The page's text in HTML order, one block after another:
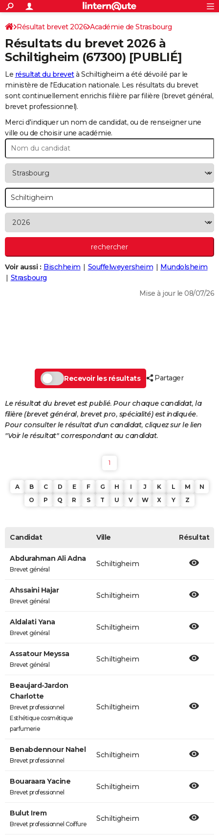
ACTUALITÉS
Politique
Société
Faits Divers
Education
Monde
Villes
+
SPORT
Coupe du monde 2026
Football
Tennis
Cyclisme
Rugby
Forum
CULTURE
FINANCE
Retraite
Impôts
Epargne
Immobilier
Risques naturels par ville
Banque
Assurance
Crédit
Essais
Réserver un essai
Citadines
Berlines
SUV
Forum auto
+
HIGH-TECH
Mobiles
Meilleur smartphone
Internet
Ordinateurs
Jeux vidéo
Guide high-tech
+
BRICOLAGE
Forum
Aménagement intérieur
Extérieur
Cuisine
Salle de bains
Jardinage
Rangement
WEEK-END
Guides de France
Escapades
Patrimoine
Expositions
Musées
Week-end nature
LIFESTYLE
Art de vivre
Bien-être
Loisirs
Mode
Modes de vie
+SANTE
Alimentation
Guide de la santé
Maladies
Médicaments
Sommeil
+VOYAGE
PHOTO
BONS PLANS
Se connecter
Primaires
Universités
Entreprises
Service militaire
Avis de recherche
AVIS DE DÉCÈS
Bricolage
Lifestyle
Culture
Sport
Auto
Television
Voyage
Cinema
Rechercher
S'inscrire
Connexion
Résultat brevet 2026 Académie de Strasbourg
Résultats du brevet 2026 à
Schiltigheim (67300) [PUBLIÉ]
Le résultat du brevetà Schiltigheim a été dévoilé par le
ministère de l'Education nationale. Les résultats du brevet
sont continuellement enrichis filière par filière (brevet général,
brevet professionnel).
Merci d'indiquer un nom de candidat, ou de renseigner une
ville ou de choisir une académie.
Voir aussi : Bischheim Souffelweyersheim
Mundolsheim
Strasbourg
Mise à jour le 08/07/26
Recevoir les résultats Partager
Le résultat du brevet est publié. Pour chaque candidat, la
filière (brevet général, brevet pro, spécialité) est indiquée.
Pour consulter le résultat d'un candidat, cliquez sur le lien
"Voir le résultat" correspondant au candidat.
1
A B C D E F G H I J K L M
N
O
P Q R S T U V W X Y Z
Candidat Ville Résultat
Abdurahman Ali Adna
Brevet général
Schiltigheim
Ahssaini Hajar
Brevet général
Schiltigheim
Aldalati Yana
Brevet général
Schiltigheim
Assatour Meyssa
Brevet général
Schiltigheim
Beaujard-Jardon
Charlotte
Brevet professionnel
Esthétique cosmétique
parfumerie
Schiltigheim
Benabdennour Nahel
Brevet professionnel
Schiltigheim
Bouaraara Yacine
Brevet professionnel
Schiltigheim
Bulut Irem
Brevet professionnel Coiffure
Schiltigheim